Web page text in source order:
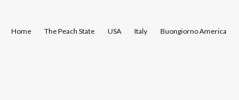
Home The Peach State USA Italy Buongiorno America